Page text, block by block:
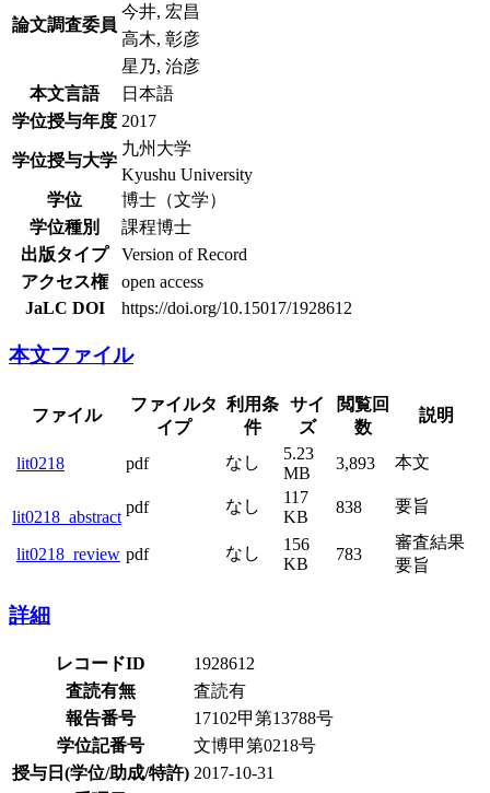
論文調査委員
今井, 宏昌
高木, 彰彦
星乃, 治彦
本文言語
日本語
学位授与年度 2017
学位授与大学
九州大学
Kyushu University
学位
博士（文学）
学位種別
課程博士
出版タイプ
Version of Record
アクセス権
open access
JaLC DOI
https://doi.org/10.15017/1928612
本文ファイル
ファイル
ファイルタ
イプ
利用条
件
サイ
ズ
閲覧回
数
説明
lit0218 pdf なし
5.23
MB
3,893 本文
lit0218_abstract
pdf なし
117
KB
838 要旨
lit0218_review pdf なし
156
KB
783
審査結果
要旨
詳細
レコードID
1928612
査読有無
査読有
報告番号
17102甲第13788号
学位記番号
文博甲第0218号
授与日(学位/助成/特許) 2017-10-31